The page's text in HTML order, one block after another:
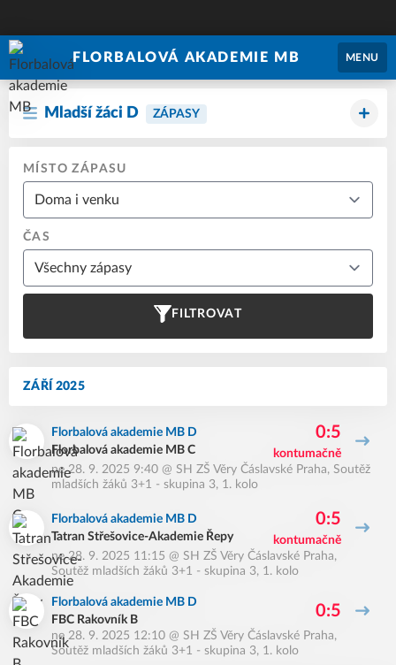
FLORBALOVÁ AKADEMIE MB MENU
Mladší žáci D ZÁPASY
MÍSTO ZÁPASU
ČAS
FILTROVAT
ZÁŘÍ 2025
Florbalová akademie MB D
Florbalová akademie MB C
0:5
kontumačně
ne 28. 9. 2025 9:40 @ SH ZŠ Věry Čáslavské Praha, Soutěž
mladších žáků 3+1 - skupina 3, 1. kolo
Florbalová akademie MB D
Tatran Střešovice-Akademie Řepy
0:5
kontumačně
ne 28. 9. 2025 11:15 @ SH ZŠ Věry Čáslavské Praha,
Soutěž mladších žáků 3+1 - skupina 3, 1. kolo
Florbalová akademie MB D
FBC Rakovník B
0:5
ne 28. 9. 2025 12:10 @ SH ZŠ Věry Čáslavské Praha,
Soutěž mladších žáků 3+1 - skupina 3, 1. kolo